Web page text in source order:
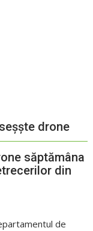
drone
săptămâna
din
de